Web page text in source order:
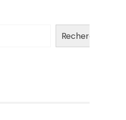
Rechercher